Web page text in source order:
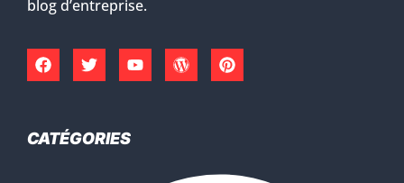
blog d’entreprise.
CATÉGORIES